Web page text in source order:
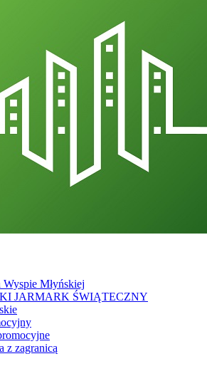
Wyspie Młyńskiej
JARMARK ŚWIĄTECZNY
z zagranicą